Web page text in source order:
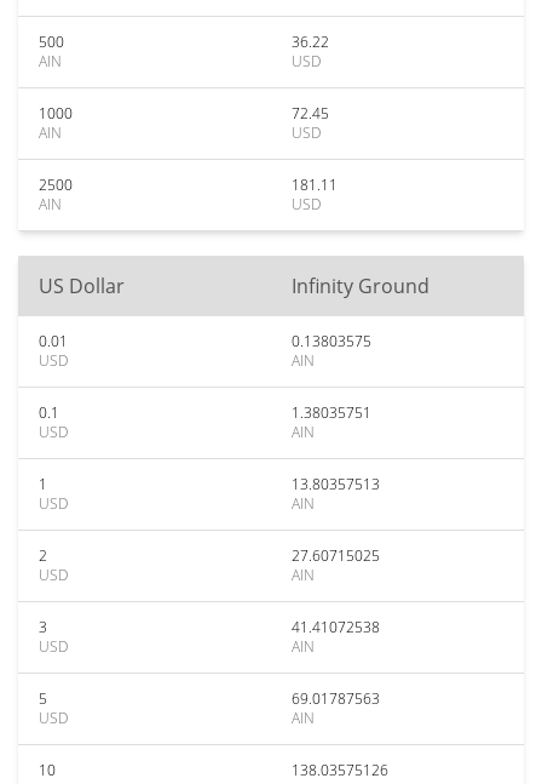
500
AIN
36.22
USD
1000
AIN
72.45
USD
2500
AIN
181.11
USD
US Dollar Infinity Ground
0.01
USD
0.13803575
AIN
0.1
USD
1.38035751
AIN
1
USD
13.80357513
AIN
2
USD
27.60715025
AIN
3
USD
41.41072538
AIN
5
USD
69.01787563
AIN
10
138.03575126